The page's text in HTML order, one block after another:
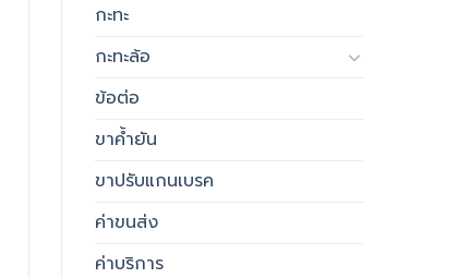
กะทะ
กะทะล้อ
ข้อต่อ
ขาค้ำยัน
ขาปรับแกนเบรค
ค่าขนส่ง
ค่าบริการ